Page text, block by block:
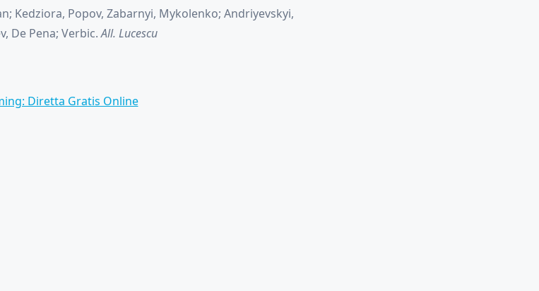
Kedziora, Popov, Zabarnyi, Mykolenko; Andriyevskyi,
De Pena; Verbic.All. Lucescu
Diretta Gratis Online